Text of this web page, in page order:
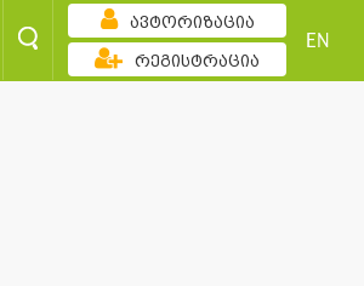
ავტორიზაცია
რეგისტრაცია
EN